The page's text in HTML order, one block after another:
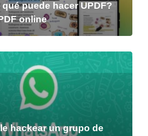
qué puede hacer UPDF?
online
hackear un grupo de